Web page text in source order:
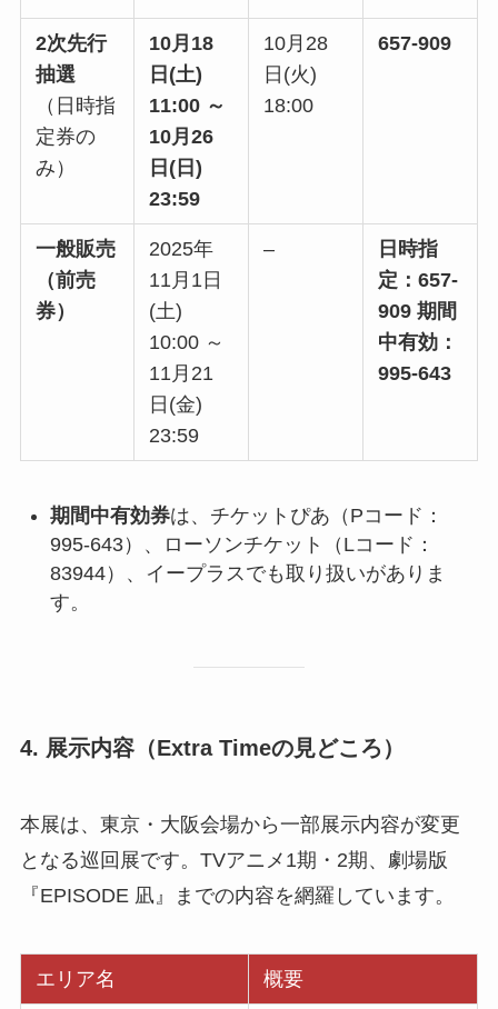
2次先行
抽選
（日時指
定券の
み）
10月18
日(土)
11:00 ～
10月26
日(日)
23:59
10月28
日(火)
18:00
657-909
一般販売
（前売
券）
2025年
11月1日
(土)
10:00 ～
11月21
日(金)
23:59
–
日時指
定：657-
909 期間
中有効：
995-643
期間中有効券は、チケットぴあ（Pコード：
995-643）、ローソンチケット（Lコード：
83944）、イープラスでも取り扱いがありま
す。
4. 展示内容（Extra Timeの見どころ）
本展は、東京・大阪会場から一部展示内容が変更
となる巡回展です。TVアニメ1期・2期、劇場版
『EPISODE 凪』までの内容を網羅しています。
エリア名 概要